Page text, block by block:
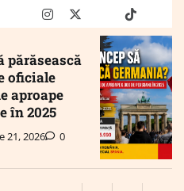
Mailinstagram
twitter truthtiktok
părăsească
oficiale
aproape
în 2025
21, 2026 0